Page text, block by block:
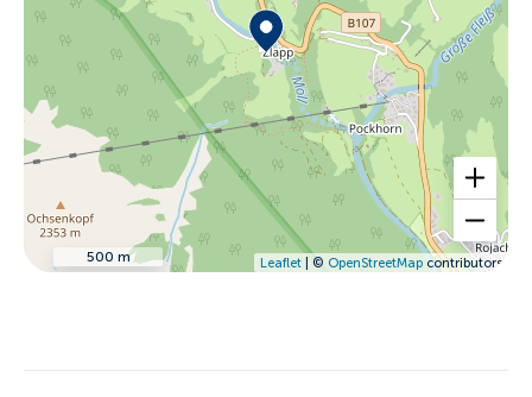
500 m Leaflet| © OpenStreetMapcontributors